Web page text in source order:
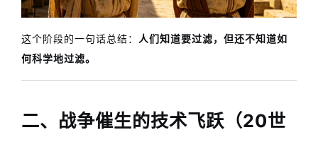
这个阶段的一句话总结： 人们知道要过滤，但还不知道如
何科学地过滤。
二、战争催生的技术飞跃（20世